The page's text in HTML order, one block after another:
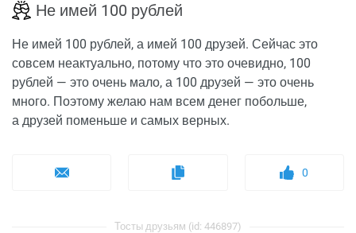
Не имей 100 рублей
Не имей 100 рублей, а имей 100 друзей. Сейчас это
совсем неактуально, потому что это очевидно, 100
рублей — это очень мало, а 100 друзей — это очень
много. Поэтому желаю нам всем денег побольше,
а друзей поменьше и самых верных.
0
Тосты друзьям (id: 446897)